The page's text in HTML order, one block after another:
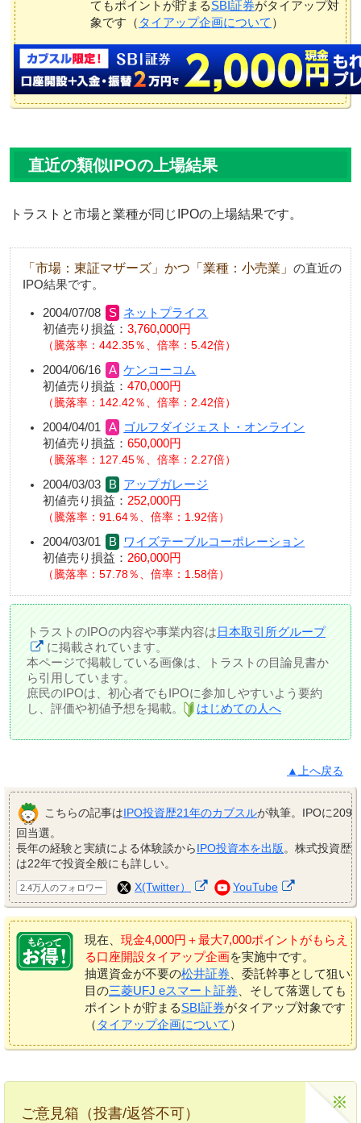
てもポイントが貯まるSBI証券がタイアップ対
象です（ タイアップ企画について ）
直近の類似IPOの上場結果
トラストと市場と業種が同じIPOの上場結果です。
「市場：東証マザーズ」かつ「業種：小売業」 の直近の
IPO結果です。
2004/07/08
ネットプライス
初値売り損益： 3,760,000円
騰落率：442.35％、倍率：5.42倍
2004/06/16
ケンコーコム
初値売り損益： 470,000円
騰落率：142.42％、倍率：2.42倍
2004/04/01
ゴルフダイジェスト・オンライン
初値売り損益： 650,000円
騰落率：127.45％、倍率：2.27倍
2004/03/03
アップガレージ
初値売り損益： 252,000円
騰落率：91.64％、倍率：1.92倍
2004/03/01
ワイズテーブルコーポレーション
初値売り損益： 260,000円
騰落率：57.78％、倍率：1.58倍
トラストのIPOの内容や事業内容は日本取引所グループ
に掲載されています。
本ページで掲載している画像は、トラストの目論見書か
ら引用しています。
庶民のIPOは、初心者でもIPOに参加しやすいよう要約
し、評価や初値予想を掲載。
はじめての人へ
▲上へ戻る
こちらの記事はIPO投資歴21年のカブスルが執筆。IPOに209
回当選。
長年の経験と実績による体験談からIPO投資本を出版。株式投資歴
は22年で投資全般にも詳しい。
2.4万人のフォロワー X(Twitter） YouTube
現在、 現金4,000円＋最大7,000ポイントがもらえ
る口座開設タイアップ企画を実施中です。
抽選資金が不要の松井証券 、委託幹事として狙い
目の三菱UFJ eスマート証券 、そして落選しても
ポイントが貯まるSBI証券がタイアップ対象です
（ タイアップ企画について ）
ご意見箱（投書/返答不可）